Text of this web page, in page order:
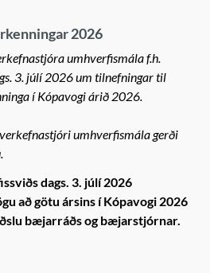
2026
umhverfismála f.h.
3. júlí 2026 um tilnefningar til
í Kópavogi árið 2026.
umhverfismála gerði
dags. 3. júlí 2026
að götu ársins í Kópavogi 2026
bæjarráðs og bæjarstjórnar.